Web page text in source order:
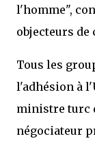
l'homme",
objecteurs
Tous les
l'adhésion à
ministre turc
négociateur